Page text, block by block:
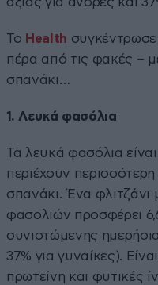
Το Health
πέρα από τις φακές –
σπανάκι…
1. Λευκά φασόλια
Τα λευκά φασόλια
περιέχουν
σπανάκι. Ένα φλιτζάνι
φασολιών προσφέρει
συνιστώμενης
37% για γυναίκες).
πρωτεΐνη και φυτικές